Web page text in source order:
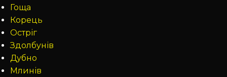
Гоща
Корець
Остріг
Здолбунів
Дубно
Млинів